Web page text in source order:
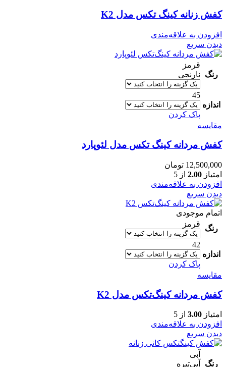
کفش زنانه کینگ تکس مدل K2
افزودن به علاقه‌مندی
دیدن سریع
رنگ
قرمز
نارنجی
اندازه
45
پاک کردن
مقایسه
کفش مردانه کینگ تکس مدل لئوپارد
12,500,000 تومان
امتیاز 2.00 از 5
افزودن به علاقه‌مندی
دیدن سریع
اتمام موجودی
رنگ
قرمز
اندازه
42
پاک کردن
مقایسه
کفش مردانه کینگ‌تکس مدل K2
امتیاز 3.00 از 5
افزودن به علاقه‌مندی
دیدن سریع
رنگ
آبی
آبی‌تیره